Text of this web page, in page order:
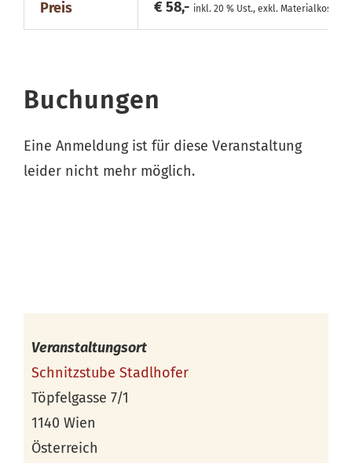
Preis € 58,- inkl. 20 % Ust., exkl. Materialkosten
Buchungen
Eine Anmeldung ist für diese Veranstaltung
leider nicht mehr möglich.
Veranstaltungsort
Schnitzstube Stadlhofer
Töpfelgasse 7/1
1140 Wien
Österreich